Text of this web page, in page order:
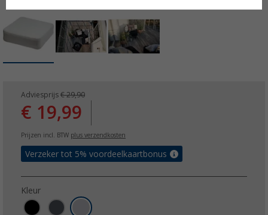
Adviesprijs € 29,90
€ 19,99
Prijzen incl. BTW plus verzendkosten
Verzeker tot 5% voordeelkaartbonus
Kleur